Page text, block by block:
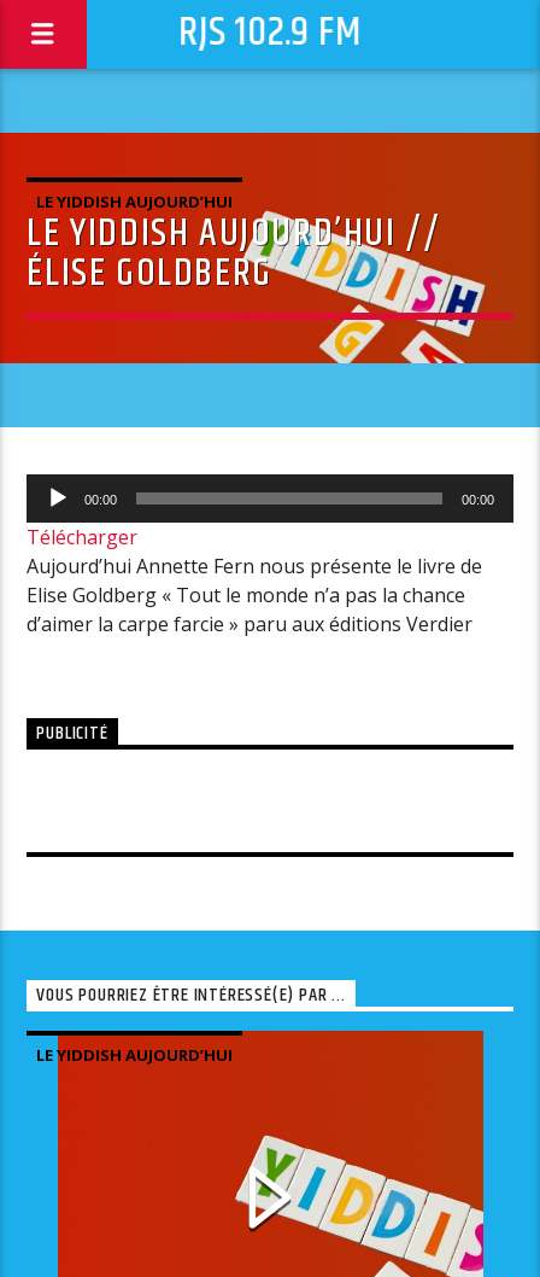
RJS 102.9 FM
LE YIDDISH AUJOURD’HUI
LE YIDDISH AUJOURD’HUI //
ÉLISE GOLDBERG
Lecteur
audio
00:00 00:00
Télécharger
Aujourd’hui Annette Fern nous présente le livre de
Elise Goldberg « Tout le monde n’a pas la chance
d’aimer la carpe farcie » paru aux éditions Verdier
PUBLICITÉ
VOUS POURRIEZ ÊTRE INTÉRESSÉ(E) PAR ...
LE YIDDISH AUJOURD’HUI